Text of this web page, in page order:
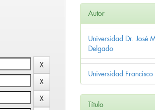
Autor
Universidad Dr. José
Delgado
Universidad
Título